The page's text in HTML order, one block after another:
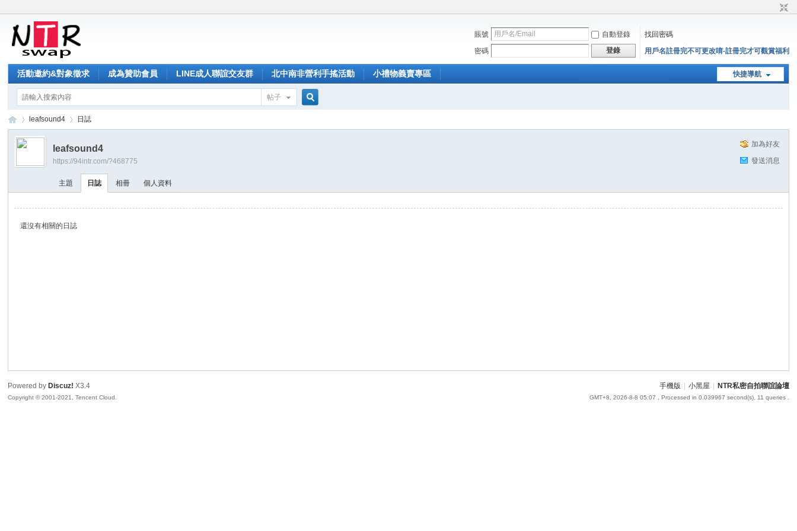
賬號 自動登錄
找回密碼
密碼
登錄 用戶名註冊完不可更改唷-註冊完才可觀賞福利
快捷導航
活動邀約&對象徵求 成為贊助會員 LINE成人聯誼交友群 北中南非營利手搖活動 小禮物義賣專區
帖子
NT›
leafsound4 日誌
加為好友
發送消息
leafsound4
https://94intr.com/?468775
主題 日誌 相冊 個人資料
還沒有相關的日誌
手機版 小黑屋 NTR私密自拍聯誼論壇
GMT+8, 2026-8-8 05:07 , Processed in 0.039967 second(s), 11 queries .
Powered by Discuz! X3.4
Copyright © 2001-2021, Tencent Cloud.